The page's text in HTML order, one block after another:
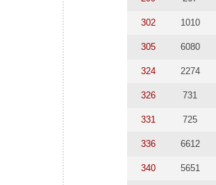
302 1010
305 6080
324 2274
326 731
331 725
336 6612
340 5651